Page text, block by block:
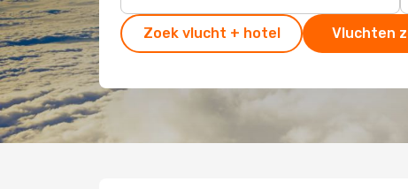
Zoek vlucht + hotel Vluchten